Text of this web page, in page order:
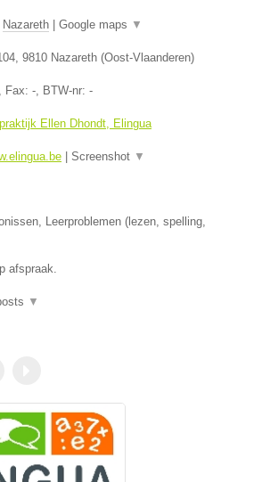
Nazareth Google maps ▼
, 9810 Nazareth (Oost-Vlaanderen)
, Fax: -, BTW-nr: -
Ellen Dhondt, Elingua
Screenshot ▼
Leerproblemen (lezen, spelling,
afspraak.
▼